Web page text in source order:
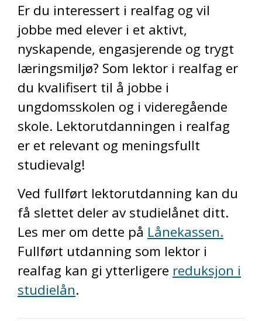
Er du interessert i realfag og vil
jobbe med elever i et aktivt,
nyskapende, engasjerende og trygt
læringsmiljø? Som lektor i realfag er
du kvalifisert til å jobbe i
ungdomsskolen og i videregående
skole. Lektorutdanningen i realfag
er et relevant og meningsfullt
studievalg!
Ved fullført lektorutdanning kan du
få slettet deler av studielånet ditt.
Les mer om dette på Lånekassen.
Fullført utdanning som lektor i
realfag kan gi ytterligere reduksjon i
studielån.